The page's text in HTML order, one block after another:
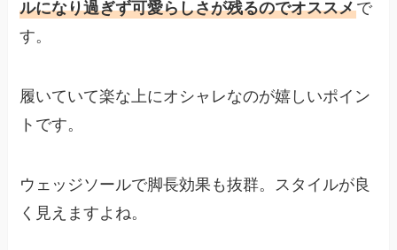
ルになり過ぎず可愛らしさが残るのでオススメで
す。
履いていて楽な上にオシャレなのが嬉しいポイン
トです。
ウェッジソールで脚長効果も抜群。スタイルが良
く見えますよね。